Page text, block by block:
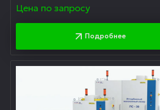
Цена по запросу
Подробнее